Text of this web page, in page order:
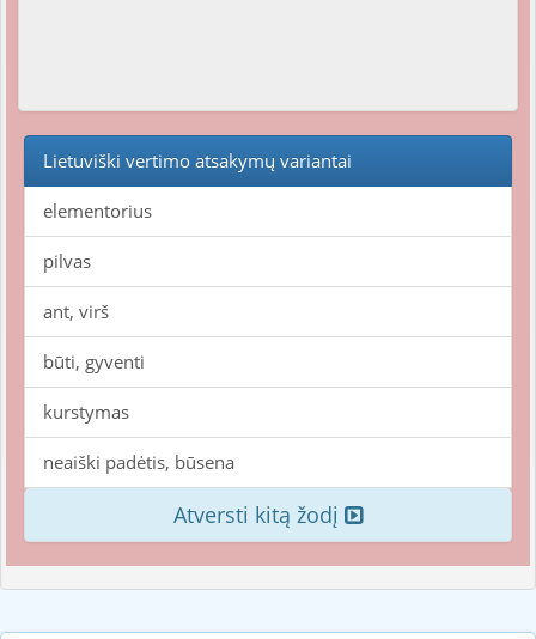
Lietuviški vertimo atsakymų variantai
elementorius
pilvas
ant, virš
būti, gyventi
kurstymas
neaiški padėtis, būsena
Atversti kitą žodį